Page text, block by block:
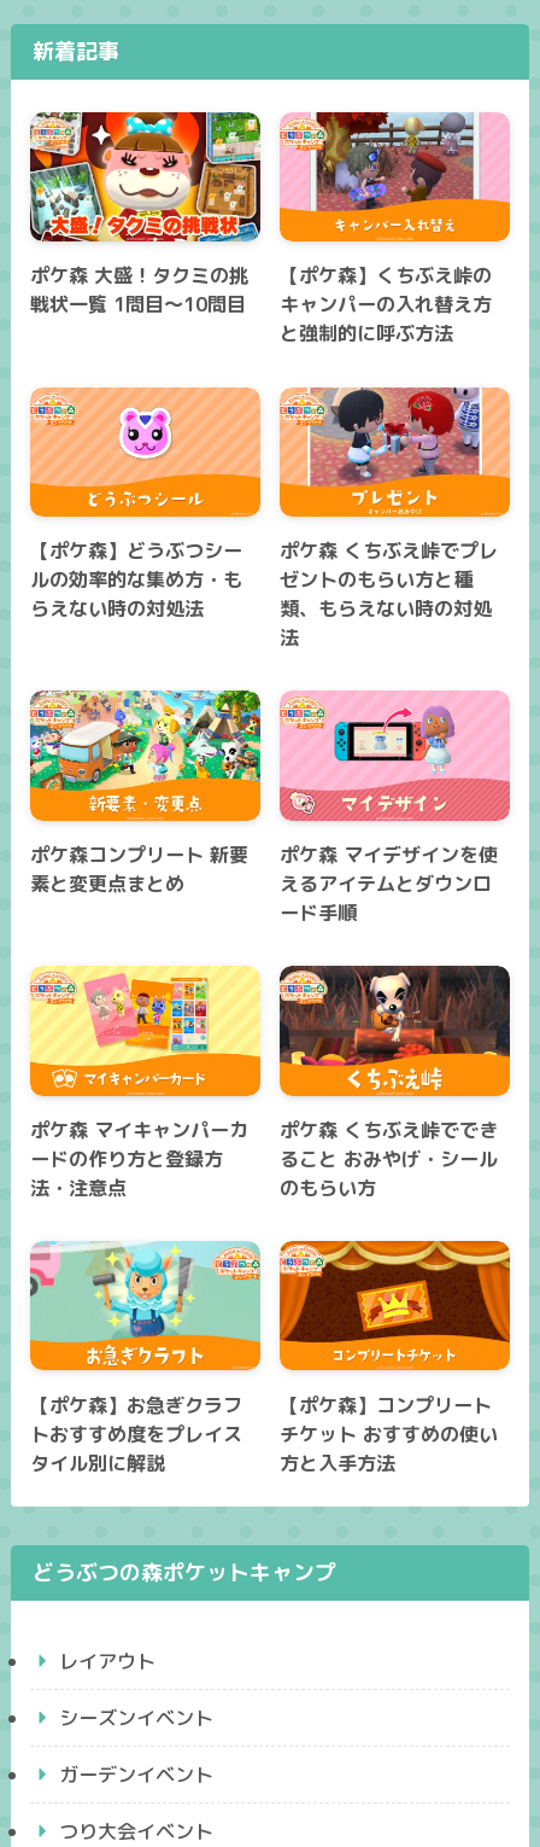
新着記事
ポケ森 大盛！タクミの挑
戦状一覧 1問目～10問目
【ポケ森】くちぶえ峠の
キャンパーの入れ替え方
と強制的に呼ぶ方法
【ポケ森】どうぶつシー
ルの効率的な集め方・も
らえない時の対処法
ポケ森 くちぶえ峠でプレ
ゼントのもらい方と種
類、もらえない時の対処
法
ポケ森コンプリート 新要
素と変更点まとめ
ポケ森 マイデザインを使
えるアイテムとダウンロ
ード手順
ポケ森 マイキャンパーカ
ードの作り方と登録方
法・注意点
ポケ森 くちぶえ峠ででき
ること おみやげ・シール
のもらい方
【ポケ森】お急ぎクラフ
トおすすめ度をプレイス
タイル別に解説
【ポケ森】コンプリート
チケット おすすめの使い
方と入手方法
どうぶつの森ポケットキャンプ
レイアウト
シーズンイベント
ガーデンイベント
つり大会イベント